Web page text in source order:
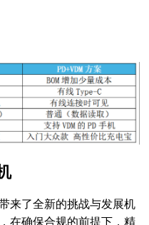
来了全新的挑战与发展机
在确保合规的前提下，精